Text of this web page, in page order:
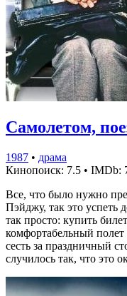
Самолетом,
1987 • драма
Кинопоиск: 7.5 • IMDb:
Все, что было нужно
Пэйджу, так это успеть
так просто: купить
комфортабельный
сесть за праздничный
случилось так, что это